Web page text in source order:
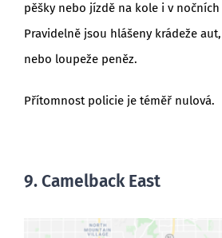
pěšky nebo jízdě na kole i v
Pravidelně jsou hlášeny krádeže
nebo loupeže peněz.
Přítomnost policie je téměř nulová.
9. Camelback East